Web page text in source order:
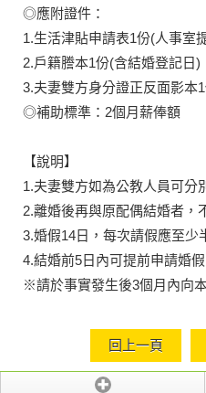
◎應附證件：
1.生活津貼申請表1份(人事室
2.戶籍謄本1份(含結婚登記日)
3.夫妻雙方身分證正反面影本
◎補助標準：2個月薪俸額
【說明】
1.夫妻雙方如為公教人員可分
2.離婚後再與原配偶結婚者，
3.婚假14日，每次請假應至少
4.結婚前5日內可提前申請婚假
※請於事實發生後3個月內向
回上一頁